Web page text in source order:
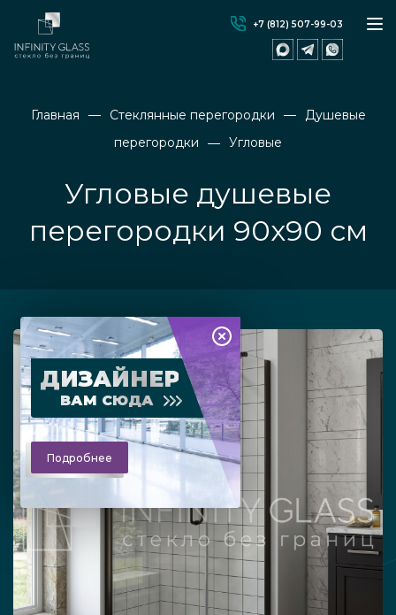
+7 (812) 507-99-03
Главная Стеклянные перегородки
Душевые
перегородки
Угловые
Угловые душевые
перегородки 90х90 см
ДИЗАЙНЕР
ВАМ СЮДА
Подробнее